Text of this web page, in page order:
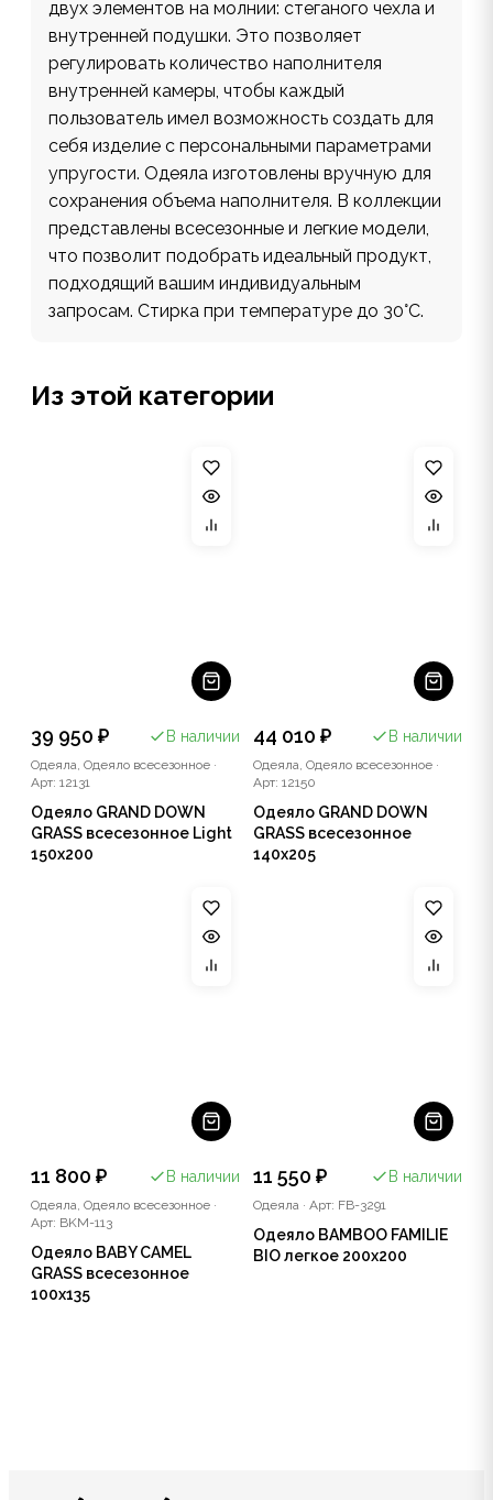
двух элементов на молнии: стеганого чехла и
внутренней подушки. Это позволяет
регулировать количество наполнителя
внутренней камеры, чтобы каждый
пользователь имел возможность создать для
себя изделие с персональными параметрами
упругости. Одеяла изготовлены вручную для
сохранения объема наполнителя. В коллекции
представлены всесезонные и легкие модели,
что позволит подобрать идеальный продукт,
подходящий вашим индивидуальным
запросам. Стирка при температуре до 30°С.
Из этой категории
39 950 ₽ В наличии
Одеяла, Одеяло всесезонное ·
Арт: 12131
Одеяло GRAND DOWN
GRASS всесезонное Light
150x200
44 010 ₽ В наличии
Одеяла, Одеяло всесезонное ·
Арт: 12150
Одеяло GRAND DOWN
GRASS всесезонное
140x205
11 800 ₽ В наличии
Одеяла, Одеяло всесезонное ·
Арт: BKM-113
Одеяло BABY CAMEL
GRASS всесезонное
100x135
11 550 ₽ В наличии
Одеяла · Арт: FB-3291
Одеяло BAMBOO FAMILIE
BIO легкое 200x200